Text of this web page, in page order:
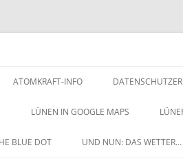
ATOMKRAFT-INFO
LÜNEN IN GOOGLE MAPS
BLUE DOT UND NUN: DAS WETTER…